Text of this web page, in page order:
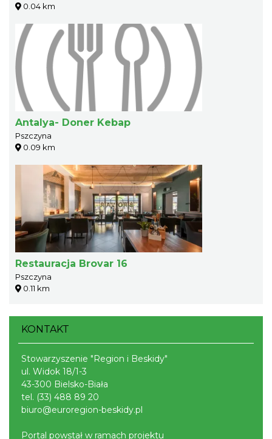
0.04 km
Antalya- Doner Kebap
Pszczyna
0.09 km
Restauracja Brovar 16
Pszczyna
0.11 km
KONTAKT
Stowarzyszenie "Region i Beskidy"
ul. Widok 18/1-3
43-300 Bielsko-Biała
tel. (33) 488 89 20
biuro@euroregion-beskidy.pl
Portal powstał w ramach projektu